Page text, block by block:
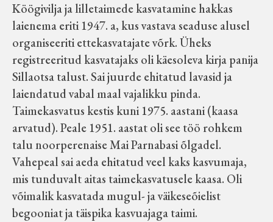
Köögivilja ja lilletaimede kasvatamine hakkas
laienema eriti 1947. a, kus vastava seaduse alusel
organiseeriti ettekasvatajate võrk. Üheks
registreeritud kasvatajaks oli käesoleva kirja panija
Sillaotsa talust. Sai juurde ehitatud lavasid ja
laiendatud vabal maal vajalikku pinda.
Taimekasvatus kestis kuni 1975. aastani (kaasa
arvatud). Peale 1951. aastat oli see töö rohkem
talu noorperenaise Mai Parnabasi õlgadel.
Vahepeal sai aeda ehitatud veel kaks kasvumaja,
mis tunduvalt aitas taimekasvatusele kaasa. Oli
võimalik kasvatada mugul- ja väikeseõielist
begooniat ja täispika kasvuajaga taimi.